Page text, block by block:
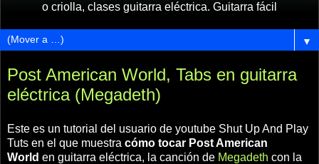
o criolla, clases guitarra eléctrica. Guitarra fácil
▼
Post American World, Tabs en guitarra
eléctrica (Megadeth)
Este es un tutorial del usuario de youtube Shut Up And Play
Tuts en el que muestra cómo tocar Post American
World en guitarra eléctrica, la canción de Megadeth con la